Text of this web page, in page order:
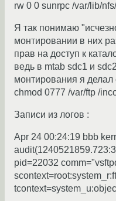
rw 0 0 sunrpc /var/lib/
Я так понимаю
монтировании в них
прав на доступ к
ведь в mtab sdc1 и
монтирования я
сhmod 0777 /var/ftp /
Записи из логов :
Apr 24 00:24:19 bbb
pid=22032